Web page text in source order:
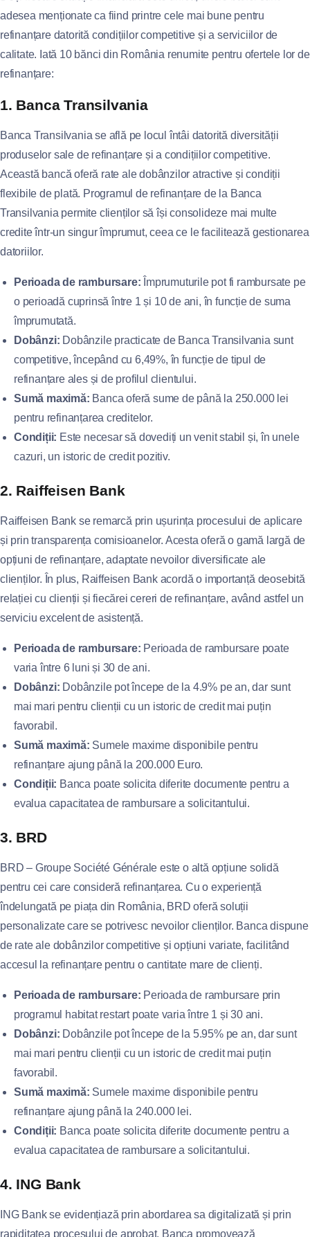
adesea menționate ca fiind printre cele mai bune pentru
refinanțare datorită condițiilor competitive și a serviciilor de
calitate. Iată 10 bănci din România renumite pentru ofertele lor de
refinanțare:
1. Banca Transilvania
Banca Transilvania se află pe locul întâi datorită diversității
produselor sale de refinanțare și a condițiilor competitive.
Această bancă oferă rate ale dobânzilor atractive și condiții
flexibile de plată. Programul de refinanțare de la Banca
Transilvania permite clienților să își consolideze mai multe
credite într-un singur împrumut, ceea ce le facilitează gestionarea
datoriilor.
Perioada de rambursare: Împrumuturile pot fi rambursate pe
o perioadă cuprinsă între 1 și 10 de ani, în funcție de suma
împrumutată.
Dobânzi: Dobânzile practicate de Banca Transilvania sunt
competitive, începând cu 6,49%, în funcție de tipul de
refinanțare ales și de profilul clientului.
Sumă maximă: Banca oferă sume de până la 250.000 lei
pentru refinanțarea creditelor.
Condiții: Este necesar să dovediți un venit stabil și, în unele
cazuri, un istoric de credit pozitiv.
2. Raiffeisen Bank
Raiffeisen Bank se remarcă prin ușurința procesului de aplicare
și prin transparența comisioanelor. Acesta oferă o gamă largă de
opțiuni de refinanțare, adaptate nevoilor diversificate ale
clienților. În plus, Raiffeisen Bank acordă o importanță deosebită
relației cu clienții și fiecărei cereri de refinanțare, având astfel un
serviciu excelent de asistență.
Perioada de rambursare: Perioada de rambursare poate
varia între 6 luni și 30 de ani.
Dobânzi: Dobânzile pot începe de la 4.9% pe an, dar sunt
mai mari pentru clienții cu un istoric de credit mai puțin
favorabil.
Sumă maximă: Sumele maxime disponibile pentru
refinanțare ajung până la 200.000 Euro.
Condiții: Banca poate solicita diferite documente pentru a
evalua capacitatea de rambursare a solicitantului.
3. BRD
BRD – Groupe Société Générale este o altă opțiune solidă
pentru cei care consideră refinanțarea. Cu o experiență
îndelungată pe piața din România, BRD oferă soluții
personalizate care se potrivesc nevoilor clienților. Banca dispune
de rate ale dobânzilor competitive și opțiuni variate, facilitând
accesul la refinanțare pentru o cantitate mare de clienți.
Perioada de rambursare: Perioada de rambursare prin
programul habitat restart poate varia între 1 și 30 ani.
Dobânzi: Dobânzile pot începe de la 5.95% pe an, dar sunt
mai mari pentru clienții cu un istoric de credit mai puțin
favorabil.
Sumă maximă: Sumele maxime disponibile pentru
refinanțare ajung până la 240.000 lei.
Condiții: Banca poate solicita diferite documente pentru a
evalua capacitatea de rambursare a solicitantului.
4. ING Bank
ING Bank se evidențiază prin abordarea sa digitalizată și prin
rapiditatea procesului de aprobat. Banca promovează